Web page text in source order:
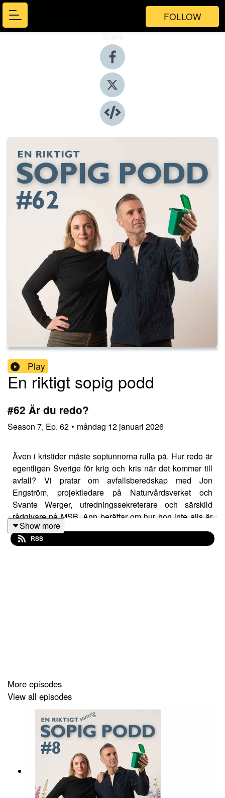
FOLLOW
Share
Play
En riktigt sopig podd
#62 Är du redo?
Season 7, Ep. 62 • måndag 12 januari 2026
Även i kristider måste soptunnorna rulla på. Hur redo är
egentligen Sverige för krig och kris när det kommer till
avfall? Vi pratar om avfallsberedskap med Jon
Engström, projektledare på Naturvårdsverket och
Svante Werger, utredningssekreterare och särskild
rådgivare på MSB. Ann berättar om hur hon inte alls är
redo och Rustan plockar fram både sånghäfte och
skämskudde.
Show more
RSS
More episodes
View all episodes